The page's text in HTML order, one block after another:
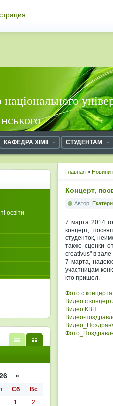
КАФЕДРА ХІМІЇ СТУДЕНТАМ
Главная » Новини
Концерт,
Автор:
7 марта 2014
концерт,
студенток,
также сценки
creativus" в
7 марта,
участницам
кто пришел.
Фото с концерта
Видео с
Видео КВН
Видео-
освіти
кален
списк
»
Сб
Вс
1
2